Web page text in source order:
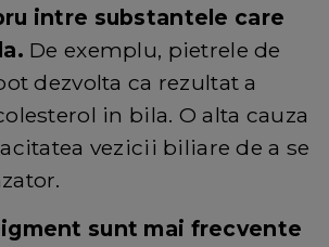
intre substantele care
De exemplu, pietrele de
dezvolta ca rezultat a
in bila. O alta cauza
vezicii biliare de a se
sunt mai frecvente